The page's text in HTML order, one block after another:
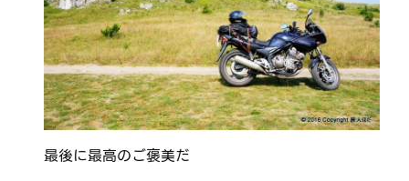
最後に最高のご褒美だ